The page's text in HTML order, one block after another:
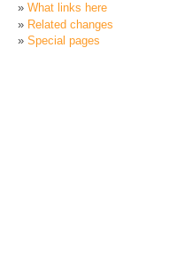
What links here
Related changes
Special pages